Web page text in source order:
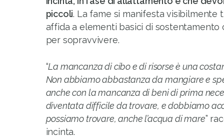
piccoli. La fame si manifesta visibilmente
affida a elementi basici di
per sopravvivere.
“La mancanza di cibo e di risorse è una
Non abbiamo abbastanza da mangiare e
anche con la mancanza di beni di prima
diventata difficile da trovare, e dobbiamo
possiamo trovare, anche l’acqua di mare”
incinta.